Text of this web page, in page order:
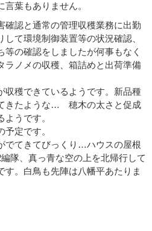
葉もありません。
認と通常の管理収穫業務に出勤
て環境制御装置等の状況確認、
等の確認をしましたが何事もなく
ラノメの収穫、箱詰めと出荷準備
穫できているようです。新品種
きたような… 穂木の太さと促成
うです。
定です。
でてきてびっくり…ハウスの屋根
隊、真っ青な空の上を北帰行して
す。白鳥も先陣は八幡平あたりま